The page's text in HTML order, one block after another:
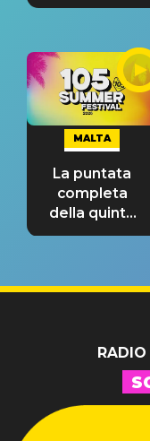
MALTA
La puntata
completa
della quinta
tappa
RADIO